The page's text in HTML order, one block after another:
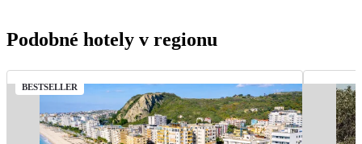
Podobné hotely v regionu
BESTSELLER